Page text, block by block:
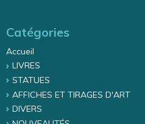
Catégories
Accueil
LIVRES
STATUES
AFFICHES ET TIRAGES D'ART
DIVERS